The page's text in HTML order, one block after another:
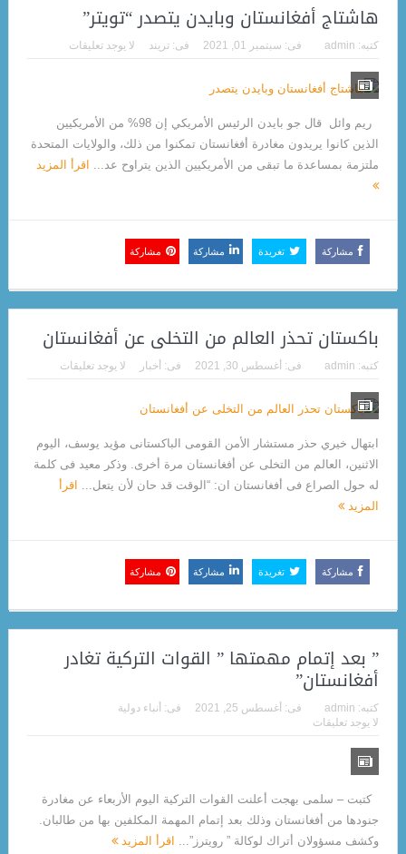
هاشتاج أفغانستان وبايدن يتصدر “تويتر”
كتبه: admin فى: سبتمبر 01, 2021 فى: تريند لا يوجد تعليقات
ريم وائل قال جو بايدن ‏الرئيس الأمريكي إن 98% من الأمريكيين
الذين كانوا يريدون مغادرة ‎أفغانستان تمكنوا من ذلك، والولايات المتحدة
ملتزمة بمساعدة ما تبقى من الأمريكيين الذين يتراوح عد... اقرأ المزيد
مشاركة تغريدة مشاركة مشاركة
باكستان تحذر العالم من التخلى عن أفغانستان
كتبه: admin فى: أغسطس 30, 2021 فى: أخبار لا يوجد تعليقات
ابتهال خيري حذر مستشار الأمن القومى الباكستانى مؤيد يوسف، اليوم
الاثنين، العالم من التخلى عن أفغانستان مرة أخرى. وذكر معيد فى كلمة
له حول الصراع فى أفغانستان ان: “الوقت قد حان لأن يتعل... اقرأ
المزيد
مشاركة تغريدة مشاركة مشاركة
” بعد إتمام مهمتها ” القوات التركية تغادر
أفغانستان”
كتبه: admin فى: أغسطس 25, 2021 فى: أنباء دولية
لا يوجد تعليقات
كتبت – سلمى بهجت أعلنت القوات التركية اليوم الأربعاء عن مغادرة
جنودها من أفغانستان وذلك بعد إتمام المهمة المكلفين بها من طالبان.
وكشف مسؤولان أتراك لوكالة ” رويترز”... اقرأ المزيد